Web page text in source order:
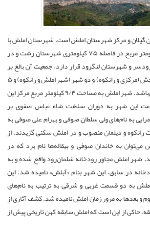
گیلان و مرکز شهرستان املش است. شهرستان املش با
مساحت تقریبی ۳۵۰ کیلومتر مربع در فاصله ۷۵ کیلومتری شهرستان رشت و در
و شهرستان لنگرود قرار دارد. جمعیت آن بالغ بر
۷۰ هزار نفر و شامل دو بخش (مرکزی و رانکوه) و دو شهر (شهر املش و رانکوه) و ۵
دهستان و ۱۴۶ روستا می‌باشد. شهر املش به مساحت ۹/۴ کیلومتر مربع مرکز این
این شهر به دوران سلطنت شاه عباس صفوی بر
به نام‌های ولی سلطان صوفی و بهرام علی صوفی به
و دیلمان منصوب و در املش سکنی گزیدند. از
می‌توان به خاندان صوفی و بیقاله‌ها نام برد که در
شهر املش مجاور رودخانه شلمان‌رود واقع شده و به
در سابق، این شهر بنام «آبلش» نامیده شد. این
به دو قسمت غربی و شرقی به ترتیب به نام‌های
بعدها به مرور زمان املش نامیده شد. کشف آثاری از
حاکی از این است که املش سابقه کهن تاریخی پیش از